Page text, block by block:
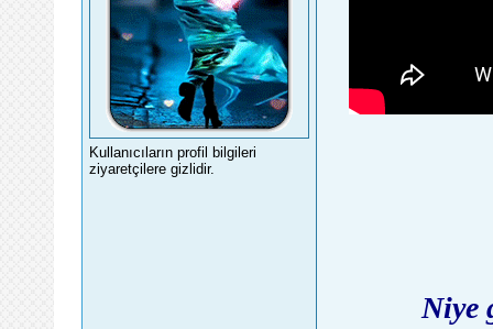
Kullanıcıların profil bilgileri
ziyaretçilere gizlidir.
Niye